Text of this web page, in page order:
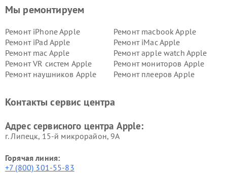
Мы ремонтируем
Ремонт iPhone Apple
Ремонт macbook Apple
Ремонт iPad Apple
Ремонт iMac Apple
Ремонт mac Apple
Ремонт apple watch Apple
Ремонт VR систем Apple
Ремонт мониторов Apple
Ремонт наушников Apple
Ремонт плееров Apple
Контакты сервис центра
Адрес сервисного центра Apple:
г. Липецк, 15-й микрорайон, 9А
Горячая линия:
+7 (800) 301-55-83